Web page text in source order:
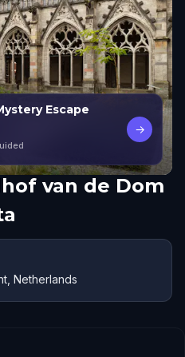
Escape
→
van de Dom
Netherlands